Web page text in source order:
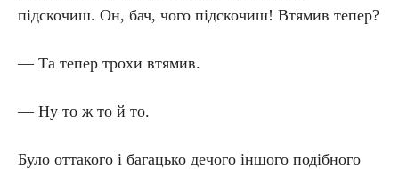
підскочиш. Он, бач, чого підскочиш! Втямив тепер?
— Та тепер трохи втямив.
— Ну то ж то й то.
Було оттакого і багацько дечого іншого подібного